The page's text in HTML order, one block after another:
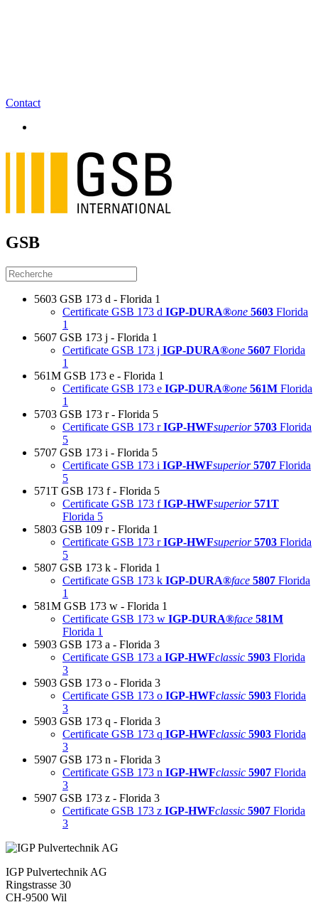
Contact
GSB
5603 GSB 173 d - Florida 1
Certificate GSB 173 d IGP-DURA®one 5603 Florida
1
5607 GSB 173 j - Florida 1
Certificate GSB 173 j IGP-DURA®one 5607 Florida
1
561M GSB 173 e - Florida 1
Certificate GSB 173 e IGP-DURA®one 561M Florida
1
5703 GSB 173 r - Florida 5
Certificate GSB 173 rIGP-HWFsuperior 5703 Florida
5
5707 GSB 173 i - Florida 5
Certificate GSB 173 i IGP-HWFsuperior 5707 Florida
5
571T GSB 173 f - Florida 5
Certificate GSB 173 fIGP-HWFsuperior 571T
Florida 5
5803 GSB 109 r - Florida 1
Certificate GSB 173 rIGP-HWFsuperior 5703 Florida
5
5807 GSB 173 k - Florida 1
Certificate GSB 173 k IGP-DURA®face 5807 Florida
1
581M GSB 173 w - Florida 1
Certificate GSB 173 w IGP-DURA®face 581M
Florida 1
5903 GSB 173 a - Florida 3
Certificate GSB 173 a IGP-HWFclassic 5903 Florida
3
5903 GSB 173 o - Florida 3
Certificate GSB 173 o IGP-HWFclassic 5903 Florida
3
5903 GSB 173 q - Florida 3
Certificate GSB 173 q IGP-HWFclassic 5903 Florida
3
5907 GSB 173 n - Florida 3
Certificate GSB 173 n IGP-HWFclassic 5907 Florida
3
5907 GSB 173 z - Florida 3
Certificate GSB 173 z IGP-HWFclassic 5907 Florida
3
IGP Pulvertechnik AG
Ringstrasse 30
CH-9500 Wil